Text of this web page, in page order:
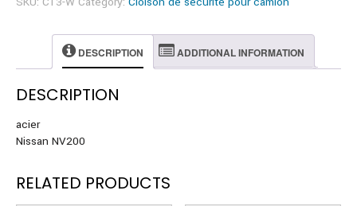
DESCRIPTION ADDITIONAL INFORMATION
DESCRIPTION
acier
Nissan NV200
RELATED PRODUCTS